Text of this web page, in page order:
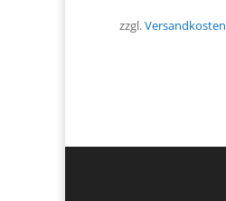
zzgl.Versandkosten